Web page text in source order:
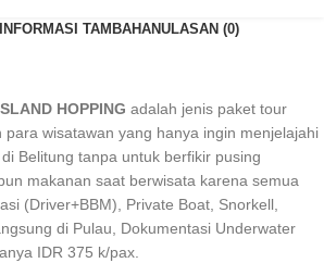
INFORMASI TAMBAHANULASAN (0)
HOPPING adalah jenis paket tour
para wisatawan yang hanya ingin menjelajahi
Belitung tanpa untuk berfikir pusing
makanan saat berwisata karena semua
(Driver+BBM), Private Boat, Snorkell,
di Pulau, Dokumentasi Underwater
IDR 375 k/pax.